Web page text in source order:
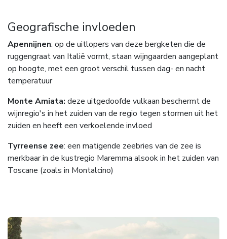
Geografische invloeden
Apennijnen: op de uitlopers van deze bergketen die de
ruggengraat van Italië vormt, staan wijngaarden aangeplant
op hoogte, met een groot verschil tussen dag- en nacht
temperatuur
Monte Amiata: deze uitgedoofde vulkaan beschermt de
wijnregio's in het zuiden van de regio tegen stormen uit het
zuiden en heeft een verkoelende invloed
Tyrreense zee: een matigende zeebries van de zee is
merkbaar in de kustregio Maremma alsook in het zuiden van
Toscane (zoals in Montalcino)